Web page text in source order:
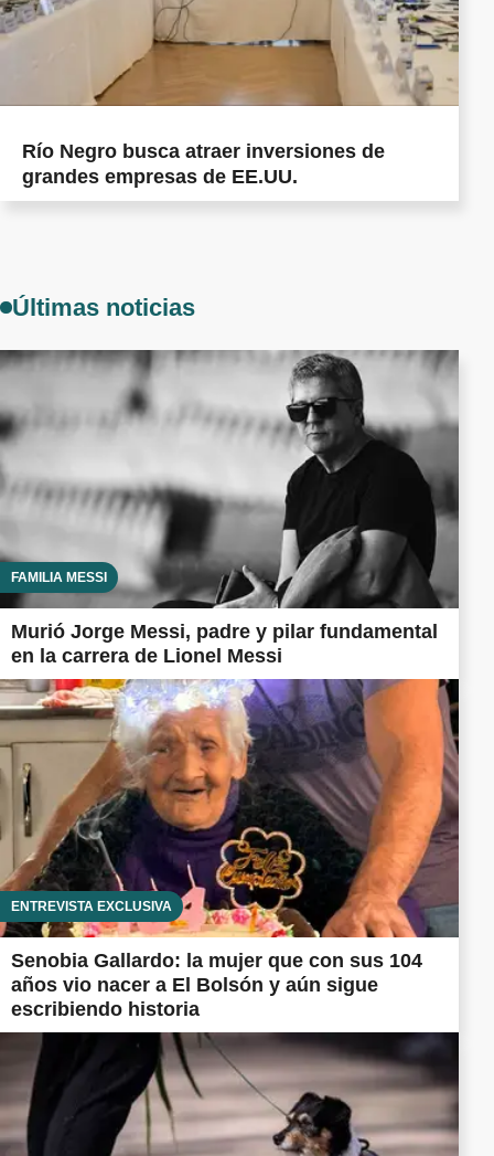
Río Negro busca atraer inversiones de
grandes empresas de EE.UU.
Últimas noticias
FAMILIA MESSI
Murió Jorge Messi, padre y pilar fundamental
en la carrera de Lionel Messi
ENTREVISTA EXCLUSIVA
Senobia Gallardo: la mujer que con sus 104
años vio nacer a El Bolsón y aún sigue
escribiendo historia